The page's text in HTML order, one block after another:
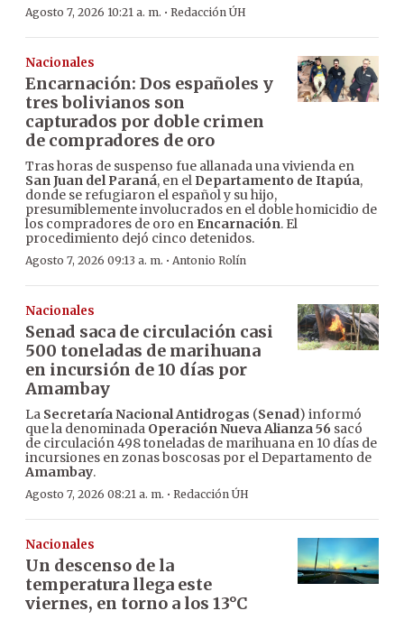
Agosto 7, 2026 10:21 a. m. · Redacción ÚH
Nacionales
Encarnación: Dos españoles y
tres bolivianos son
capturados por doble crimen
de compradores de oro
Tras horas de suspenso fue allanada una vivienda en
San Juan del Paraná, en el Departamento de Itapúa,
donde se refugiaron el español y su hijo,
presumiblemente involucrados en el doble homicidio de
los compradores de oro en Encarnación. El
procedimiento dejó cinco detenidos.
Agosto 7, 2026 09:13 a. m. · Antonio Rolín
Nacionales
Senad saca de circulación casi
500 toneladas de marihuana
en incursión de 10 días por
Amambay
La Secretaría Nacional Antidrogas (Senad) informó
que la denominada Operación Nueva Alianza 56 sacó
de circulación 498 toneladas de marihuana en 10 días de
incursiones en zonas boscosas por el Departamento de
Amambay.
Agosto 7, 2026 08:21 a. m. · Redacción ÚH
Nacionales
Un descenso de la
temperatura llega este
viernes, en torno a los 13°C